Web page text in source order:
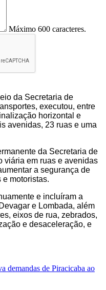
Máximo 600 caracteres.
da Secretaria de
executou, entre
horizontal e
avenidas, 23 ruas e uma
da Secretaria de
viária em ruas e avenidas
a segurança de
e motoristas.
e incluíram a
e Lombada, além
eixos de rua, zebrados,
e desaceleração, e
demandas de Piracicaba ao